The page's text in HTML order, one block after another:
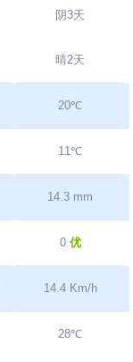
阴3天
晴2天
20℃
11℃
14.3 mm
0 优
14.4 Km/h
28℃